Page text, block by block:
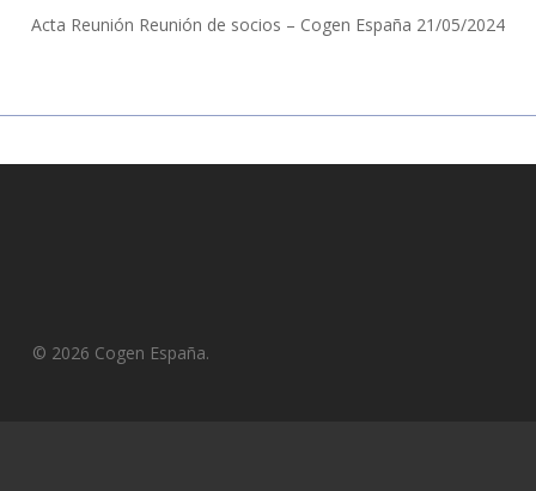
Acta Reunión Reunión de socios – Cogen España 21/05/2024
© 2026 Cogen España.